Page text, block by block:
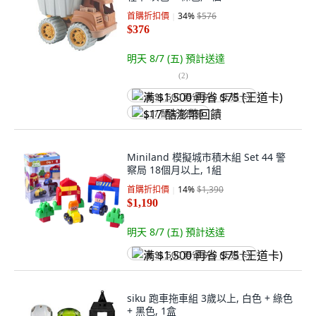
首購折扣價 34%$576
$376
明天 8/7 (五) 預計送達
(2)
满 $1,500 再省 $75 (王道卡)
$17 酷澎幣回饋
Miniland 模擬城市積木組 Set 44 警
察局 18個月以上, 1組
首購折扣價 14%$1,390
$1,190
明天 8/7 (五) 預計送達
满 $1,500 再省 $75 (王道卡)
siku 跑車拖車組 3歲以上, 白色 + 綠色
+ 黑色, 1盒